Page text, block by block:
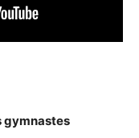
gymnastes